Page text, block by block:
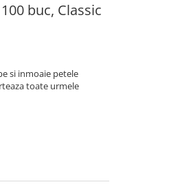
buc, Classic
si inmoaie petele
toate urmele